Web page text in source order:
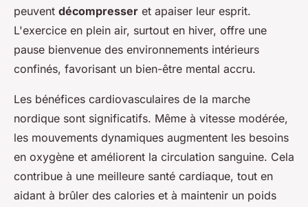
peuvent décompresser et apaiser leur esprit.
L'exercice en plein air, surtout en hiver, offre une
pause bienvenue des environnements intérieurs
confinés, favorisant un bien-être mental accru.
Les bénéfices cardiovasculaires de la marche
nordique sont significatifs. Même à vitesse modérée,
les mouvements dynamiques augmentent les besoins
en oxygène et améliorent la circulation sanguine. Cela
contribue à une meilleure santé cardiaque, tout en
aidant à brûler des calories et à maintenir un poids